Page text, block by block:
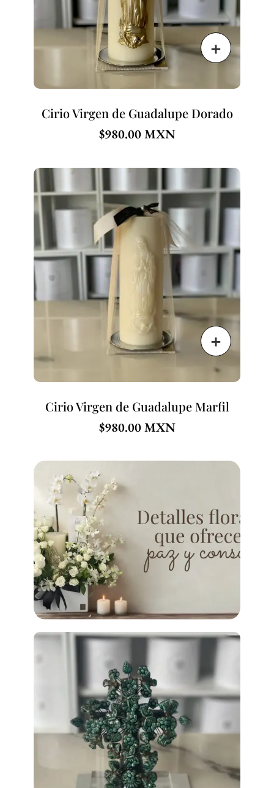
Cirio Virgen de Guadalupe Dorado
$980.00
Cirio Virgen de Guadalupe Marfil
$980.00